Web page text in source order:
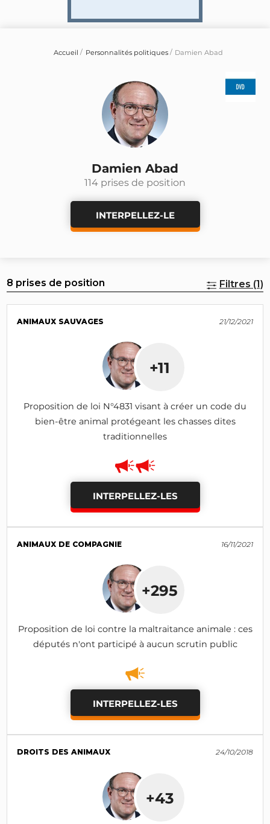
Accueil Personnalités politiques Damien Abad
Damien Abad
114 prises de position
INTERPELLEZ-LE
8 prises de position Filtres (1)
ANIMAUX SAUVAGES 21/12/2021
+11
Proposition de loi N°4831 visant à créer un code du
bien-être animal protégeant les chasses dites
traditionnelles
INTERPELLEZ-LES
ANIMAUX DE COMPAGNIE 16/11/2021
+295
Proposition de loi contre la maltraitance animale : ces
députés n'ont participé à aucun scrutin public
INTERPELLEZ-LES
DROITS DES ANIMAUX 24/10/2018
+43